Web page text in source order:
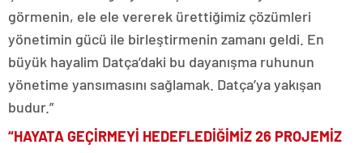
görmenin, ele ele vererek ürettiğimiz çözümleri
yönetimin gücü ile birleştirmenin zamanı geldi. En
büyük hayalim Datça’daki bu dayanışma ruhunun
yönetime yansımasını sağlamak. Datça’ya yakışan
budur.”
“HAYATA GEÇİRMEYİ HEDEFLEDİĞİMİZ 26 PROJEMİZ